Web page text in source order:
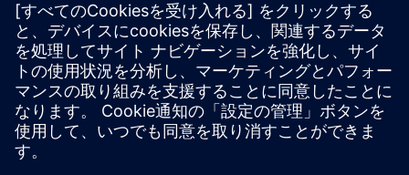
世界各地の事業拠点
サポート・センター
ご意見・ご要望
違法コピーの連絡先